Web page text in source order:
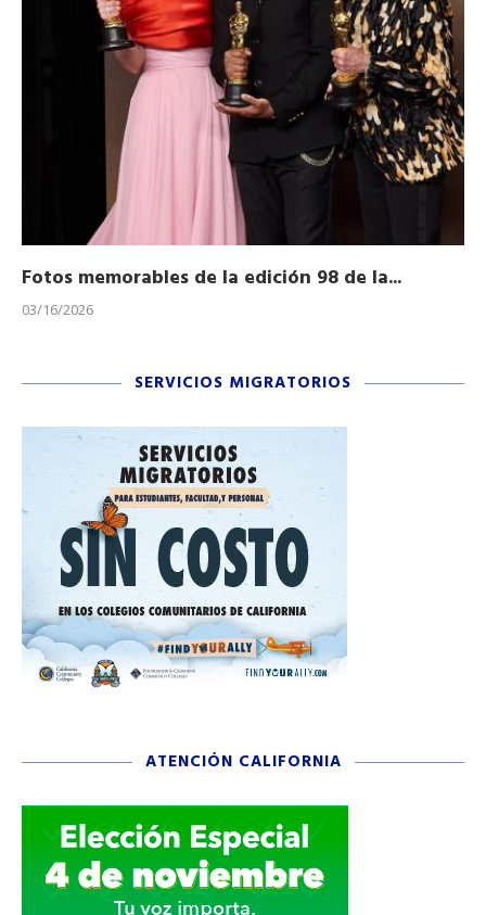
Fotos memorables de la edición 98 de la...
03/16/2026
SERVICIOS MIGRATORIOS
ATENCIÓN CALIFORNIA